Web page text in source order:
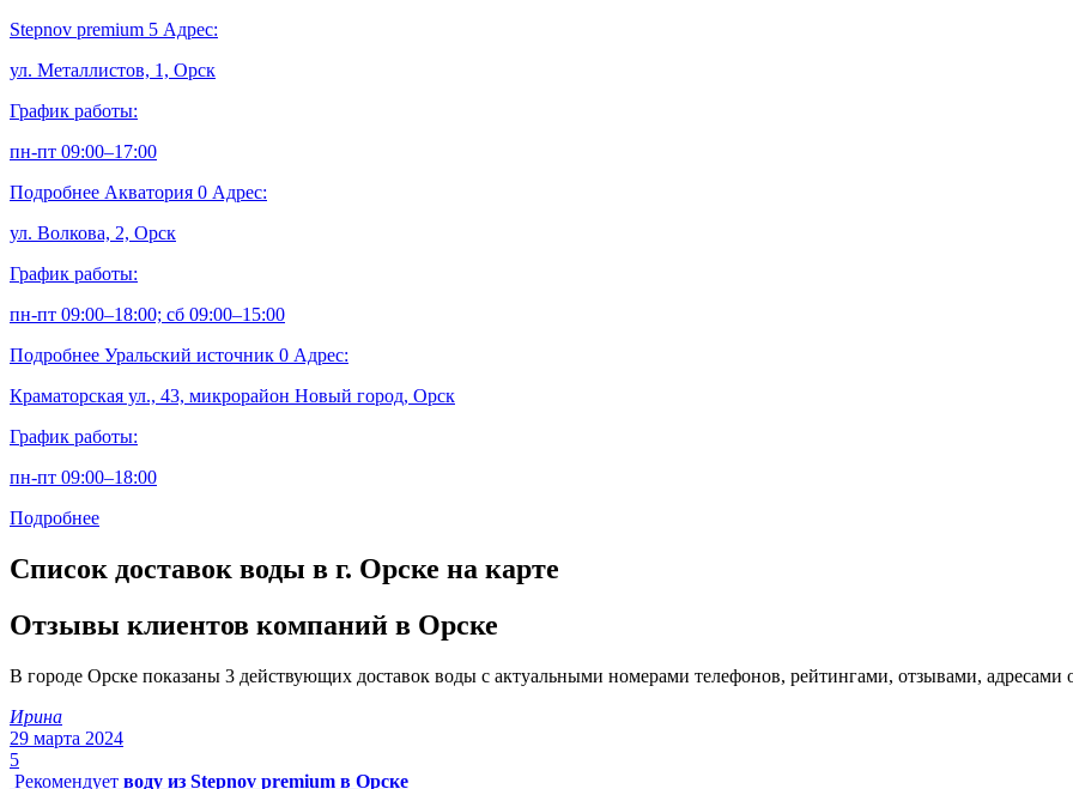
Stepnov premium 5 Адрес:
ул. Металлистов, 1, Орск
График работы:
пн-пт 09:00–17:00
Подробнее Акватория 0 Адрес:
ул. Волкова, 2, Орск
График работы:
пн-пт 09:00–18:00; сб 09:00–15:00
Подробнее Уральский источник 0 Адрес:
Краматорская ул., 43, микрорайон Новый город, Орск
График работы:
пн-пт 09:00–18:00
Подробнее
Список доставок воды в г. Орске на карте
Отзывы клиентов компаний в Орске
В городе Орске показаны 3 действующих доставок воды с актуальными номерами телефонов, рейтингами, отзывами,
Ирина
29 марта 2024
5
Рекомендует воду из Stepnov premium в Орске